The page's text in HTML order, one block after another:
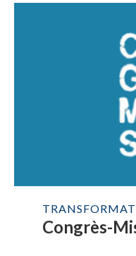
Congrès-